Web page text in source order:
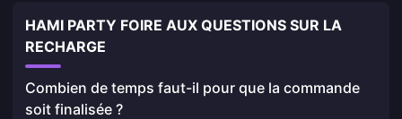
HAMI PARTY FOIRE AUX QUESTIONS SUR LA
RECHARGE
Combien de temps faut-il pour que la commande
soit finalisée ?